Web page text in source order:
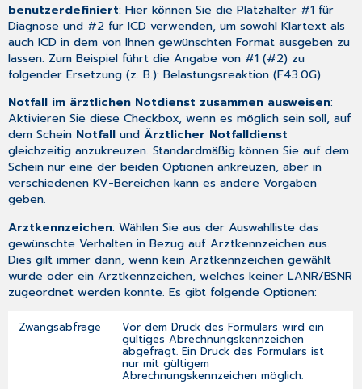
Leistungsziffern
Drucken
MD-
Speicherung
benutzerdefiniert: Hier können Sie die Platzhalter #1 für
Diagnose und #2 für ICD verwenden, um sowohl Klartext als
auch ICD in dem von Ihnen gewünschten Format ausgeben zu
lassen. Zum Beispiel führt die Angabe von #1 (#2) zu
folgender Ersetzung (z. B.): Belastungsreaktion (F43.0G).
Notfall im ärztlichen Notdienst zusammen ausweisen:
Aktivieren Sie diese Checkbox, wenn es möglich sein soll, auf
dem Schein Notfall undÄrztlicher Notfalldienst
gleichzeitig anzukreuzen. Standardmäßig können Sie auf dem
Schein nur eine der beiden Optionen ankreuzen, aber in
verschiedenen KV-Bereichen kann es andere Vorgaben
geben.
Arztkennzeichen: Wählen Sie aus der Auswahlliste das
gewünschte Verhalten in Bezug auf Arztkennzeichen aus.
Dies gilt immer dann, wenn kein Arztkennzeichen gewählt
wurde oder ein Arztkennzeichen, welches keiner LANR/BSNR
zugeordnet werden konnte. Es gibt folgende Optionen:
Zwangsabfrage Vor dem Druck des Formulars wird ein
gültiges Abrechnungskennzeichen
abgefragt. Ein Druck des Formulars ist
nur mit gültigem
Abrechnungskennzeichen möglich.